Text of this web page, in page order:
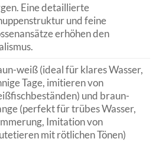
Eine detaillierte
und feine
erhöhen den
weiß (ideal für klares Wasser,
Tage, imitieren von
und braun-
(perfekt für trübes Wasser,
Imitation von
mit rötlichen Tönen)